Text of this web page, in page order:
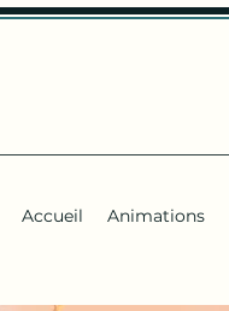
Accueil Animations